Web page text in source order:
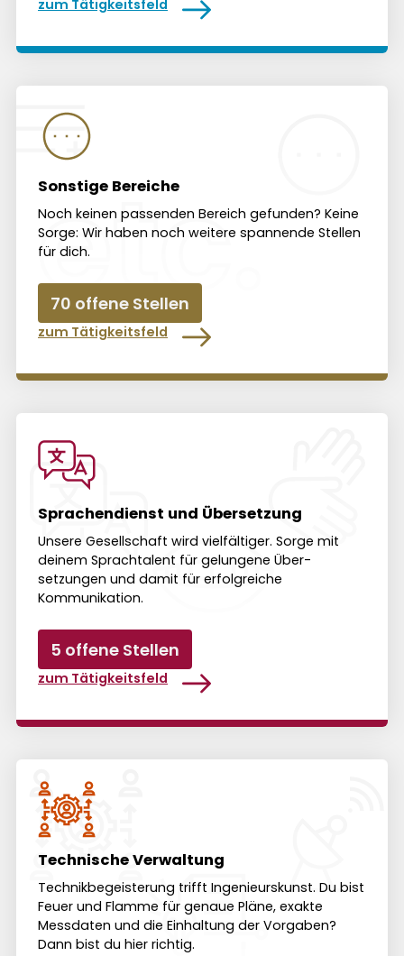
zum Tätigkeitsfeld
Sonstige Bereiche
Noch keinen passenden Bereich gefunden? Keine
Sorge: Wir haben noch weitere spannende Stellen
für dich.
70 offene Stellen
zum Tätigkeitsfeld
Sprachendienst und Übersetzung
Unsere Gesell­schaft wird viel­fältiger. Sorge mit
deinem Sprach­talent für gelungene Über­
setzungen und damit für erfolg­reiche
Kommunikation.
5 offene Stellen
zum Tätigkeitsfeld
Technische Verwaltung
Technik­be­geiste­rung trifft Ingenieurs­kunst. Du bist
Feuer und Flamme für genaue Pläne, exakte
Mess­daten und die Ein­haltung der Vor­gaben?
Dann bist du hier richtig.